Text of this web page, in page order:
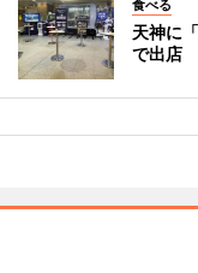
食べる
天神に
で出店